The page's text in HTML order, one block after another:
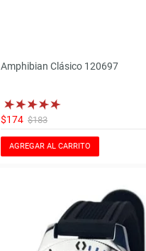
Amphibian Clásico 120697
$174 $183
AGREGAR AL CARRITO